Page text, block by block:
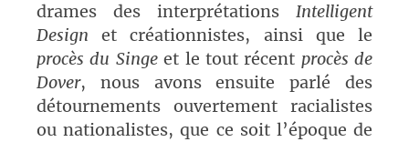
drames des interprétations Intelligent
Design et créationnistes, ainsi que le
procès du Singeet le tout récent procès de
Dover, nous avons ensuite parlé des
détournements ouvertement racialistes
ou nationalistes, que ce soit l’époque de